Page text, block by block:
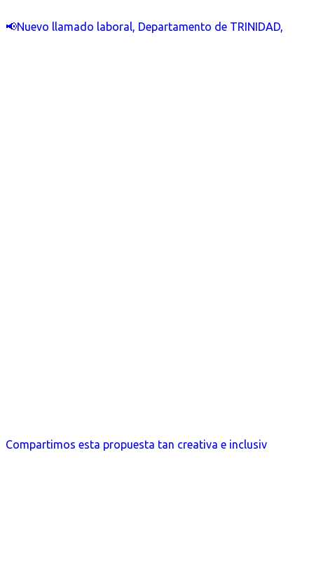
📢Nuevo llamado laboral, Departamento de TRINIDAD,
Compartimos esta propuesta tan creativa e inclusiv